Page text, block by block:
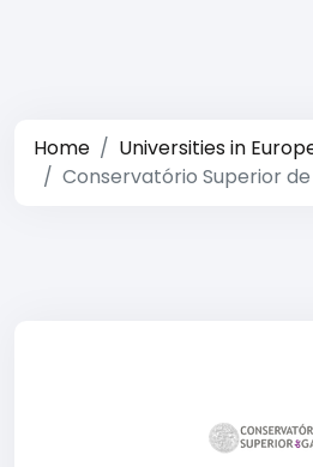
Home
Universities in
Conservatório Superior